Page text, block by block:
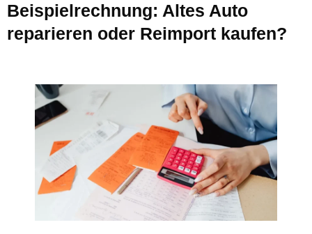
Beispielrechnung: Altes Auto
reparieren oder Reimport kaufen?